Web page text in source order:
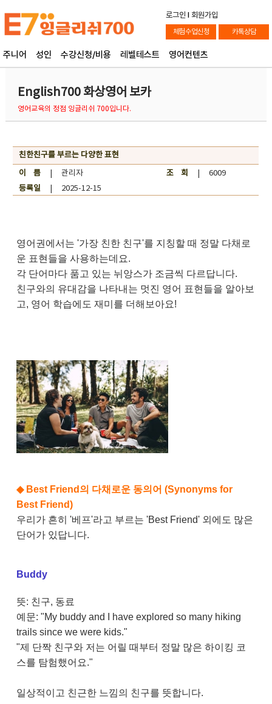
로그인 l 회원가입
체험수업신청 카톡상담
주니어 성인 수강신청/비용 레벨테스트 영어컨텐츠
English700 화상영어 보카
영어교육의 정점 잉글리쉬 700입니다.
친한친구를 부르는 다양한 표현
이 름| 관리자 조 회
| 6009
등록일| 2025-12-15
영어권에서는 '가장 친한 친구'를 지칭할 때 정말 다채로
운 표현들을 사용하는데요.
각 단어마다 품고 있는 뉘앙스가 조금씩 다르답니다.
친구와의 유대감을 나타내는 멋진 영어 표현들을 알아보
고, 영어 학습에도 재미를 더해보아요!
◆Best Friend의 다채로운 동의어 (Synonyms for
Best Friend)
우리가 흔히 '베프'라고 부르는 'Best Friend' 외에도 많은
단어가 있답니다.
Buddy
뜻: 친구, 동료
예문: "My buddy and I have explored so many hiking
trails since we were kids."
"제 단짝 친구와 저는 어릴 때부터 정말 많은 하이킹 코
스를 탐험했어요."
일상적이고 친근한 느낌의 친구를 뜻합니다.